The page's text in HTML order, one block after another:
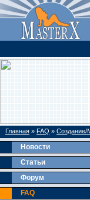
Главная » FAQ » Создание/
Новости
Статьи
Форум
FAQ